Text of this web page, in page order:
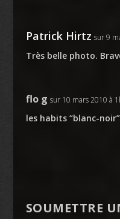
Patrick Hirtz sur 9
Très belle photo.
flo g sur 10 mars 2010 à
les habits “blanc-
SOUMETTRE